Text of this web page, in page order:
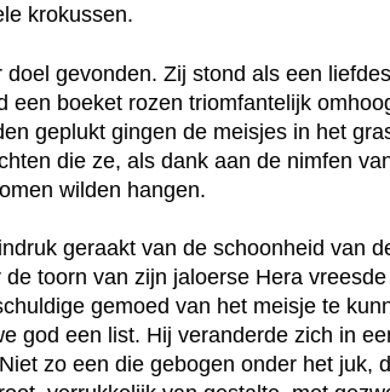
krokussen.
gevonden. Zij stond als een
een boeket rozen triomfantelijk
geplukt gingen de meisjes in het
die ze, als dank aan de nimfen
wilden hangen.
geraakt van de schoonheid van
toorn van zijn jaloerse Hera
gemoed van het meisje te
god een list. Hij veranderde zich in
zo een die gebogen onder het juk,